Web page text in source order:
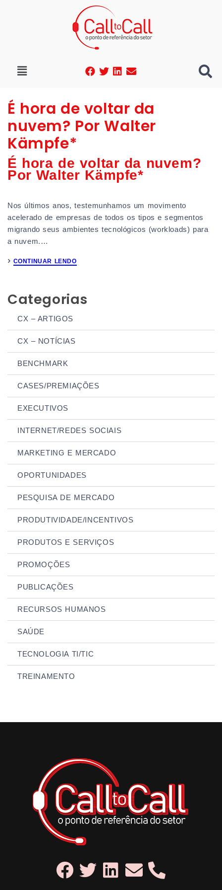
Categorias
CX – ARTIGOS
CX – NOTÍCIAS
BENCHMARK
CASES/PREMIAÇÕES
EXECUTIVOS
INTERNET/REDES SOCIAIS
MARKETING E MERCADO
OPORTUNIDADES
PESQUISA DE MERCADO
PRODUTIVIDADE/INCENTIVOS
PRODUTOS E SERVIÇOS
PROMOÇÕES
PUBLICAÇÕES
RECURSOS HUMANOS
SAÚDE
TECNOLOGIA TI/TIC
TREINAMENTO
É hora de voltar da
nuvem? Por Walter
Kämpfe*
É hora de voltar da nuvem?
Por Walter Kämpfe*
Nos últimos anos, testemunhamos um movimento
acelerado de empresas de todos os tipos e segmentos
migrando seus ambientes tecnológicos (workloads) para
a nuvem.…
CONTINUAR LENDO